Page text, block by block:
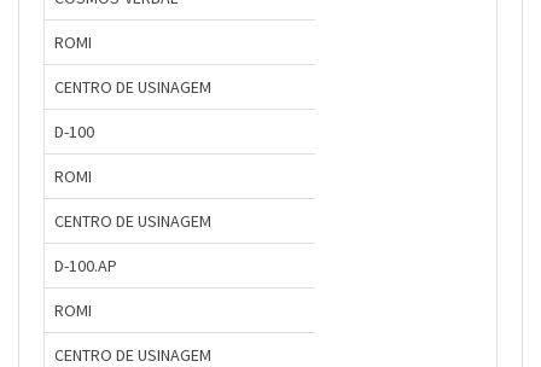
ROMI
CENTRO DE USINAGEM
D-100
ROMI
CENTRO DE USINAGEM
D-100.AP
ROMI
CENTRO DE USINAGEM